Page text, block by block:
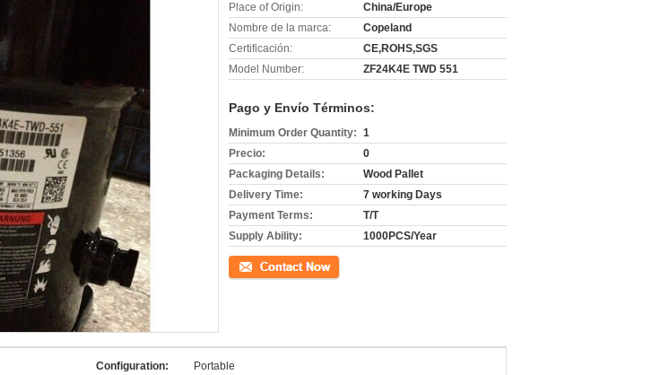
Place of Origin:
China/Europe
Nombre de la marca:
Copeland
Certificación:
CE,ROHS,SGS
Model Number:
ZF24K4E TWD 551
Pago y Envío Términos:
Minimum Order Quantity: 1
Precio:
0
Packaging Details:
Wood Pallet
Delivery Time:
7 working Days
Payment Terms:
T/T
Supply Ability:
1000PCS/Year
Contacto
Configuration: Portable